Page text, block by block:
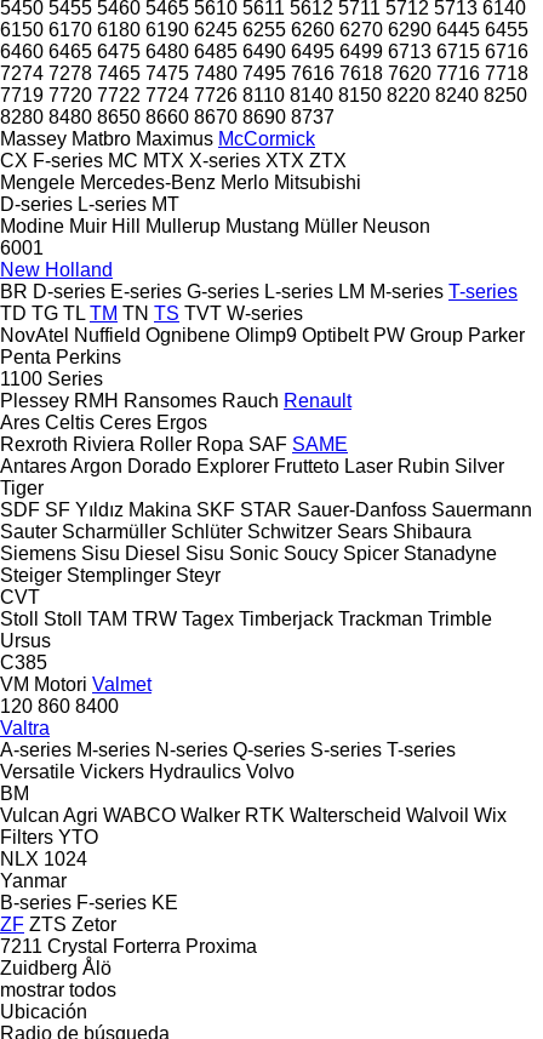
5450 5455 5460 5465 5610 5611 5612 5711 5712 5713 6140
6150 6170 6180 6190 6245 6255 6260 6270 6290 6445 6455
6460 6465 6475 6480 6485 6490 6495 6499 6713 6715 6716
7274 7278 7465 7475 7480 7495 7616 7618 7620 7716 7718
7719 7720 7722 7724 7726 8110 8140 8150 8220 8240 8250
8280 8480 8650 8660 8670 8690 8737
Massey Matbro Maximus McCormick
CX F-series MC MTX X-series XTX ZTX
Mengele Mercedes-Benz Merlo Mitsubishi
D-series L-series MT
Modine Muir Hill Mullerup Mustang Müller Neuson
6001
New Holland
BR D-series E-series G-series L-series LM M-series T-series
TD TG TL TM TN TS TVT W-series
NovAtel Nuffield Ognibene Olimp9 Optibelt PW Group Parker
Penta Perkins
1100 Series
Plessey RMH Ransomes Rauch Renault
Ares Celtis Ceres Ergos
Rexroth Riviera Roller Ropa SAF SAME
AntaresArgon Dorado Explorer Frutteto Laser Rubin Silver
Tiger
SDF SF Yıldız Makina SKF STAR Sauer-Danfoss Sauermann
Sauter Scharmüller Schlüter Schwitzer Sears Shibaura
Siemens Sisu Diesel Sisu Sonic Soucy Spicer Stanadyne
Steiger Stemplinger Steyr
CVT
Stoll
Stoll TAM TRW Tagex Timberjack Trackman Trimble
Ursus
C385
VM Motori Valmet
120 860 8400
Valtra
A-series M-series N-series Q-series S-series T-series
Versatile Vickers Hydraulics Volvo
BM
Vulcan Agri WABCO Walker RTK Walterscheid Walvoil Wix
Filters YTO
NLX 1024
Yanmar
B-series F-series KE
ZF ZTS Zetor
7211 Crystal Forterra Proxima
Zuidberg Ålö
mostrar todos
Ubicación
Radio de búsqueda